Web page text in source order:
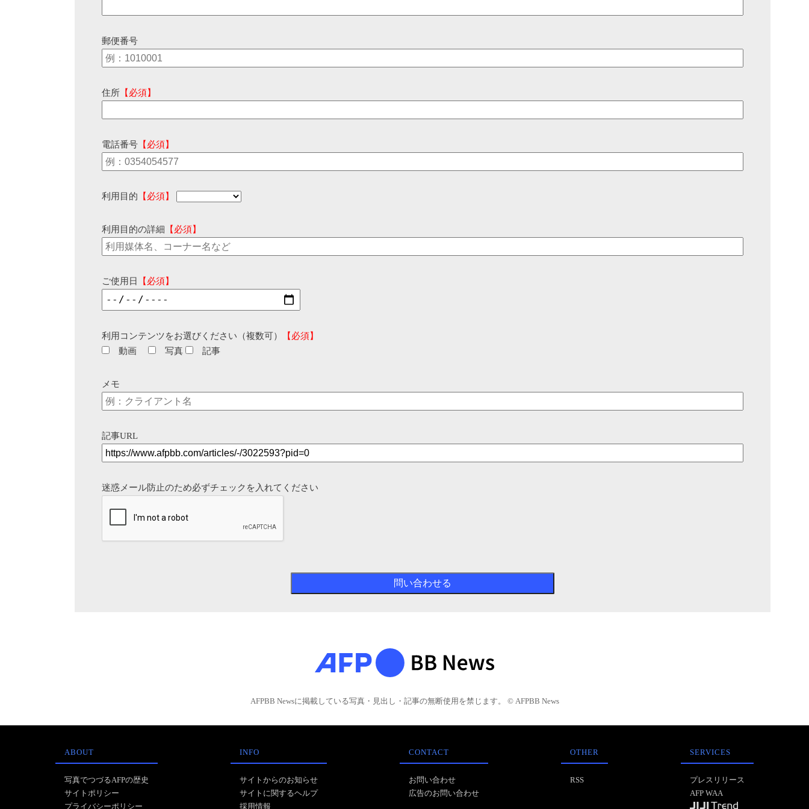
郵便番号
住所 【必須】
電話番号 【必須】
利用目的 【必須】
利用目的の詳細 【必須】
ご使用日 【必須】
利用コンテンツをお選びください（複数可）
【必須】
動画
写真 記事
メモ
記事URL
迷惑メール防止のため必ずチェックを入れてください
AFPBB Newsに掲載している写真・見出し・記事の無断使用を禁じます。 © AFPBB News
ABOUT
写真でつづるAFPの歴史
サイトポリシー
プライバシーポリシー
INFO
サイトからのお知らせ
サイトに関するヘルプ
採用情報
CONTACT
お問い合わせ
広告のお問い合わせ
OTHER
RSS
SERVICES
プレスリリース
AFP WAA